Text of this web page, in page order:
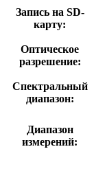
Запись на SD-
карту:
Оптическое
разрешение:
Спектральный
диапазон:
Диапазон
измерений: